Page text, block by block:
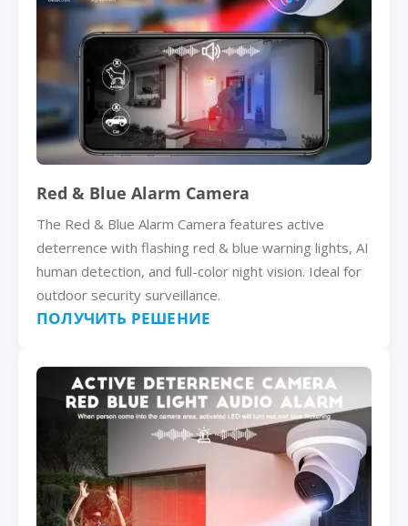
Red & Blue Alarm Camera
The Red & Blue Alarm Camera features active
deterrence with flashing red & blue warning lights, AI
human detection, and full-color night vision. Ideal for
outdoor security surveillance.
ПОЛУЧИТЬ РЕШЕНИЕ